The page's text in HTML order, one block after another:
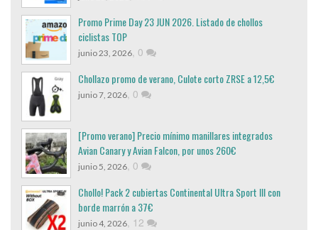
Promo Prime Day 23 JUN 2026. Listado de chollos
ciclistas TOP
junio 23, 2026, 0
Chollazo promo de verano, Culote corto ZRSE a 12,5€
junio 7, 2026, 0
[Promo verano] Precio mínimo manillares integrados
Avian Canary y Avian Falcon, por unos 260€
junio 5, 2026, 0
Chollo! Pack 2 cubiertas Continental Ultra Sport III con
borde marrón a 37€
junio 4, 2026, 12